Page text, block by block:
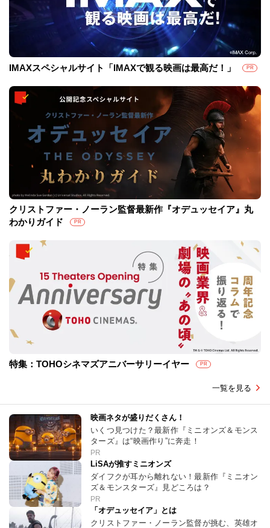
IMAXスペシャルサイト「IMAXで観る映画は最高だ！」 PR
クリストファー・ノーラン監督最新作『オデュッセイア』丸
わかりガイド
PR
特集：TOHOシネマズアニバーサリーイヤー PR
一覧を見る
映画ネタが盛りだくさん！
いくつ見つけた？最新作『ミニオンズ＆モンス
ターズ』は“映画作り”に奔走！
PR
LiSAが推すミニオンズ
ダイフクが耳から離れない！最新作『ミニオン
ズ＆モンスターズ』見どころは？
PR
「オデュッセイア」とは
クリストファー・ノーラン監督が挑む、英雄オ